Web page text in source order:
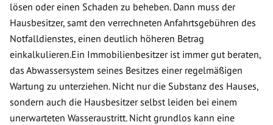
lösen oder einen Schaden zu beheben. Dann muss der
Hausbesitzer, samt den verrechneten Anfahrtsgebühren des
Notfalldienstes, einen deutlich höheren Betrag
einkalkulieren.Ein Immobilienbesitzer ist immer gut beraten,
das Abwassersystem seines Besitzes einer regelmäßigen
Wartung zu unterziehen. Nicht nur die Substanz des Hauses,
sondern auch die Hausbesitzer selbst leiden bei einem
unerwarteten Wasseraustritt. Nicht grundlos kann eine